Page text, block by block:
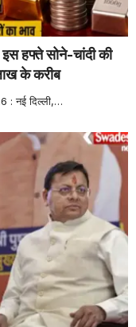
सोने-चांदी की
के करीब
नई दिल्ली,…